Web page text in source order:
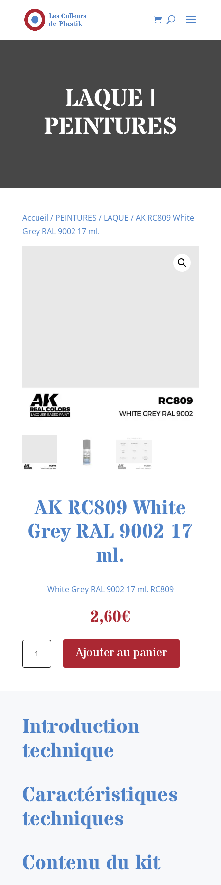
LAQUE |
PEINTURES
Accueil / PEINTURES / LAQUE / AK RC809 White
Grey RAL 9002 17 ml.
AK RC809 White
Grey RAL 9002 17
ml.
White Grey RAL 9002 17 ml. RC809
2,60€
quantité
RAL
17
Ajouter au panier
Introduction
technique
Caractéristiques
techniques
Contenu du kit